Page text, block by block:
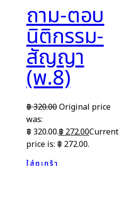
ถาม-ตอบ
นิติกรรม-
สัญญา
(พ.8)
฿320.00Original price
was:
฿ 320.00.฿ 272.00Current
price is: ฿ 272.00.
ใส่ตะกร้า